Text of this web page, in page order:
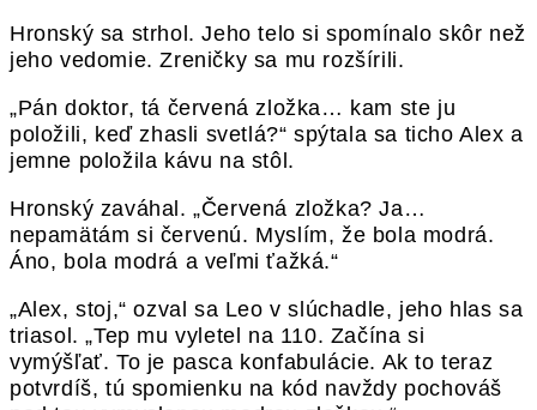
Hronský sa strhol. Jeho telo si spomínalo skôr než
jeho vedomie. Zreničky sa mu rozšírili.
„Pán doktor, tá červená zložka… kam ste ju
položili, keď zhasli svetlá?“ spýtala sa ticho Alex a
jemne položila kávu na stôl.
Hronský zaváhal. „Červená zložka? Ja…
nepamätám si červenú. Myslím, že bola modrá.
Áno, bola modrá a veľmi ťažká.“
„Alex, stoj,“ ozval sa Leo v slúchadle, jeho hlas sa
triasol. „Tep mu vyletel na 110. Začína si
vymýšľať. To je pasca konfabulácie. Ak to teraz
potvrdíš, tú spomienku na kód navždy pochováš